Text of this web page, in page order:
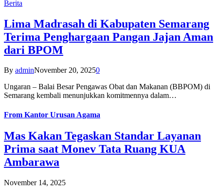
Berita
Lima Madrasah di Kabupaten Semarang
Terima Penghargaan Pangan Jajan Aman
dari BPOM
By adminNovember 20, 20250
Ungaran – Balai Besar Pengawas Obat dan Makanan (BBPOM) di
Semarang kembali menunjukkan komitmennya dalam…
From Kantor Urusan Agama
Mas Kakan Tegaskan Standar Layanan
Prima saat Monev Tata Ruang KUA
Ambarawa
November 14, 2025